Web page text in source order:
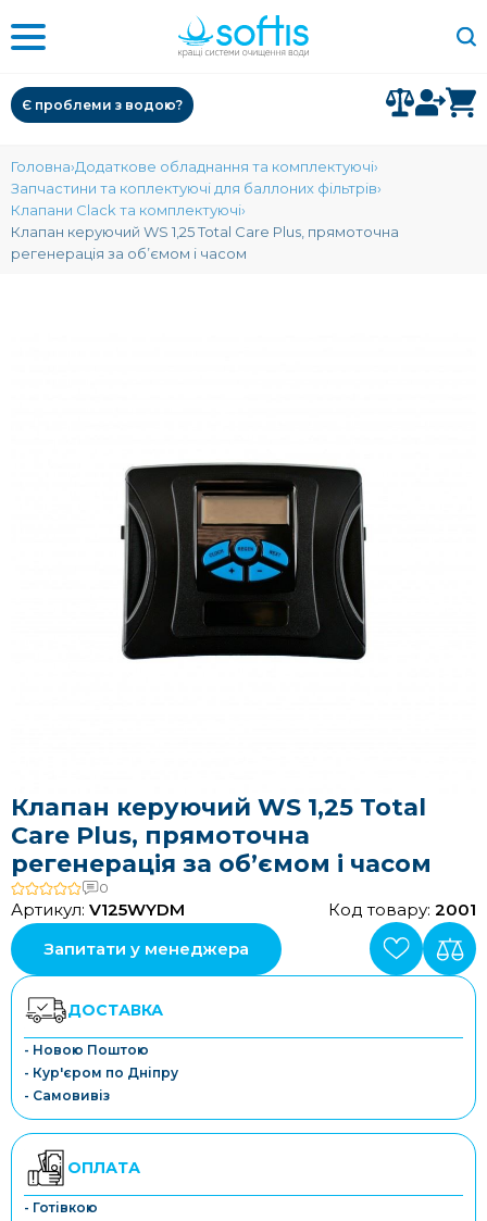
Є проблеми з водою?
Головна Додаткове обладнання та комплектуючі
Запчастини та коплектуючі для баллоних фільтрів
Клапани Clack та комплектуючі
Клапан керуючий WS 1,25 Total Care Plus, прямоточна
регенерація за об’ємом і часом
Клапан керуючий WS 1,25 Total
Care Plus, прямоточна
регенерація за об’ємом і часом
0
Артикул: V125WYDM Код товару: 2001
Запитати у менеджера
ДОСТАВКА
- Новою Поштою
- Кур'єром по Дніпру
- Самовивіз
ОПЛАТА
- Готівкою